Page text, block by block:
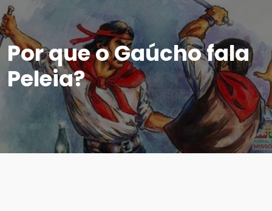
Por que o Gaúcho fala
Peleia?